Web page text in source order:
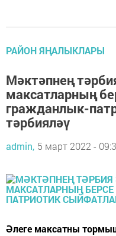
РАЙОН ЯҢАЛЫКЛАРЫ
Мәктәпнең
максатларның
гражданлык-
тәрбияләү
admin, 5 март 2022 -
Әлеге максатны